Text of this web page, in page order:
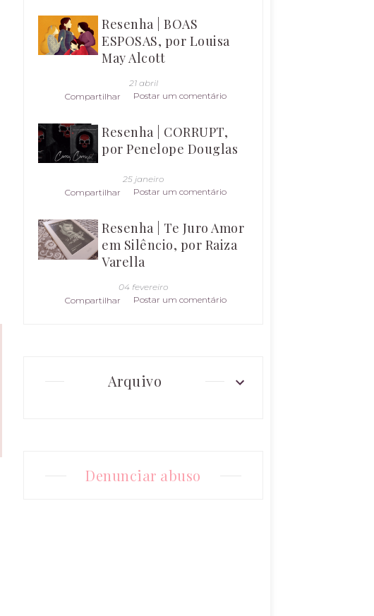
21 abril
Resenha | BOAS
ESPOSAS, por Louisa
May Alcott
Compartilhar Postar um comentário
25 janeiro
Resenha | CORRUPT,
por Penelope Douglas
Compartilhar Postar um comentário
04 fevereiro
Resenha | Te Juro Amor
em Silêncio, por Raiza
Varella
Compartilhar Postar um comentário
Arquivo
Denunciar abuso